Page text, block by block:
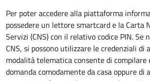
Per poter accedere alla piattaforma
possedere un lettore smartcard e la Carta
Servizi (CNS) con il relativo codice PIN. Se
CNS, si possono utilizzare le credenziali di
modalità telematica consente di
domanda comodamente da casa oppure di